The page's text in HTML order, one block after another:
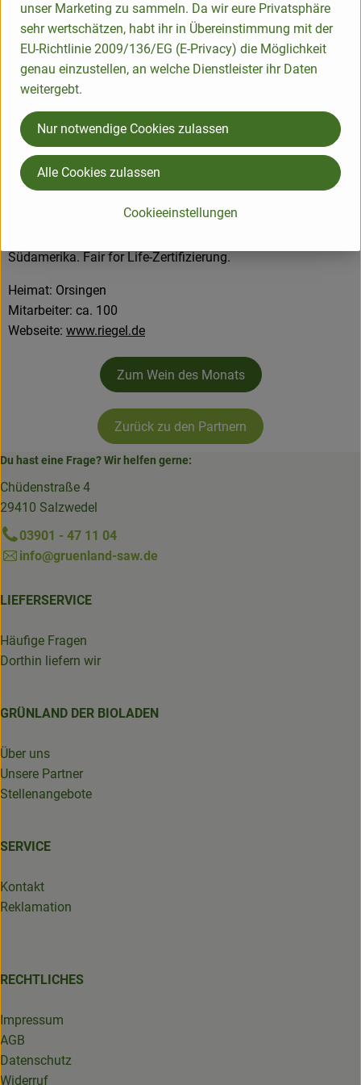
2004:Wahl zum Deutschen "Weinhändler des Jahres" bis
heute als einziger Bioweinhändler.
2005: Gründung der Firma Dschinn Biospirituosen
zusammen (50%) mit dem Schweizer Spezialitätenbrenner
Lorenz Humbel.
2009: Gründung des Weinguts Mas des Quernes mit 12 ha
Weinbergen im Languedoc, zusammen mit Freund und
Önologe Jean Natoli, die beiden sind auch im Bild zu sehen.
2011:Gründung des Vereins Good Grapes for a better Life
Südamerika. Fair for Life-Zertifizierung.
Heimat: Orsingen
Mitarbeiter: ca. 100
Webseite: www.riegel.de
Zum Wein des Monats
Zurück zu den Partnern
Du hast eine Frage? Wir helfen gerne:
Chüdenstraße 4
29410 Salzwedel
03901 - 47 11 04
info@gruenland-saw.de
LIEFERSERVICE
Häufige Fragen
Dorthin liefern wir
GRÜNLAND DER BIOLADEN
Über uns
Unsere Partner
Stellenangebote
SERVICE
Kontakt
Reklamation
RECHTLICHES
Impressum
AGB
Datenschutz
Widerruf
unser Marketing zu sammeln. Da wir eure Privatsphäre
sehr wertschätzen, habt ihr in Übereinstimmung mit der
EU-Richtlinie 2009/136/EG (E-Privacy) die Möglichkeit
genau einzustellen, an welche Dienstleister ihr Daten
weitergebt.
Cookieeinstellungen
Nur notwendige Cookies zulassen
Alle Cookies zulassen